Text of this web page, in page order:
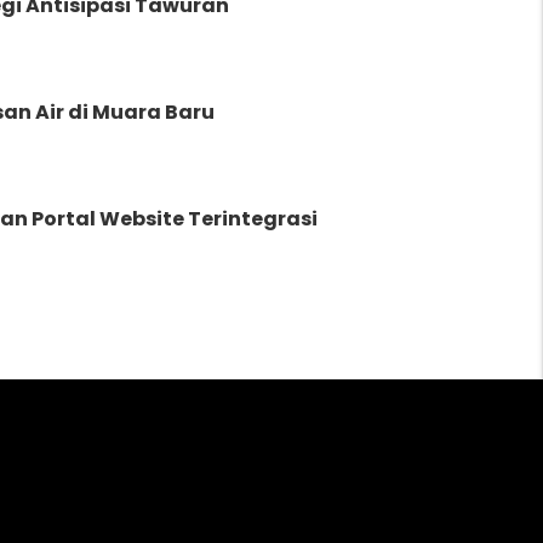
Air di Muara Baru
Portal Website Terintegrasi